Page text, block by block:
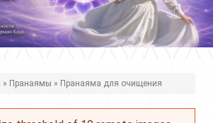
» Пранаямы » Пранаяма для очищения